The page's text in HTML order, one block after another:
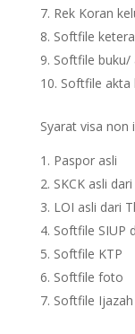
Rek Koran
Softfile
Softfile buku/
Softfile akta
Syarat visa non
Paspor asli
SKCK asli
LOI asli dari
Softfile SIUP
Softfile KTP
Softfile foto
Softfile Ijazah